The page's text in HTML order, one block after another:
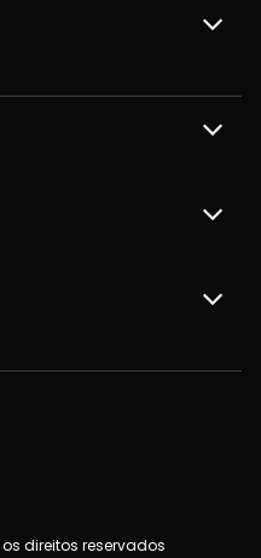
direitos reservados